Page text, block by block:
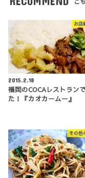
お
2015.2.18
福岡のCOCAレストラン
た！『カオカームー』
その他